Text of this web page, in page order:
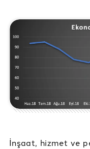
İnşaat, hizmet ve